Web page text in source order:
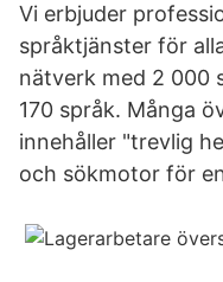
Vi erbjuder
språktjänster för
nätverk med 2 000
170 språk. Många
innehåller "trevlig
och sökmotor för